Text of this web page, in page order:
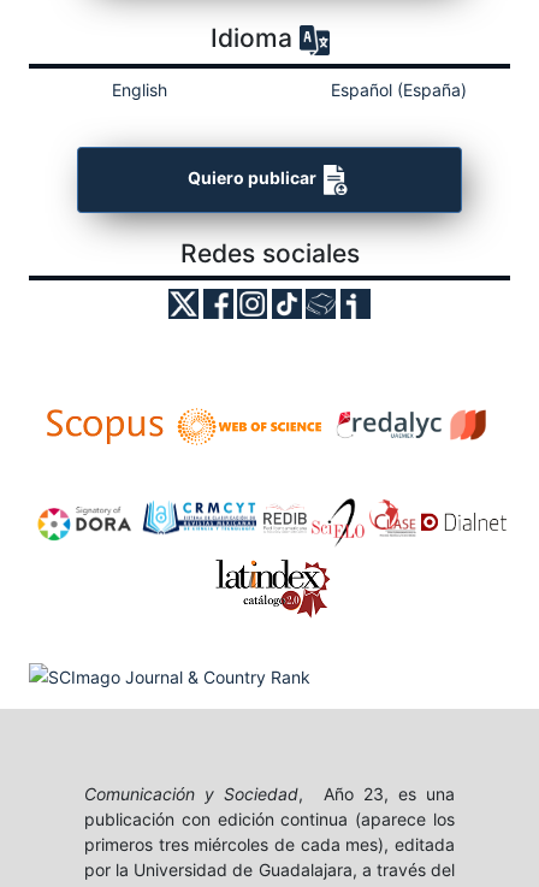
Idioma
English Español (España)
Quiero publicar
Redes sociales
Comunicación y Sociedad, Año 23, es una
publicación con edición continua (aparece los
primeros tres miércoles de cada mes), editada
por la Universidad de Guadalajara, a través del